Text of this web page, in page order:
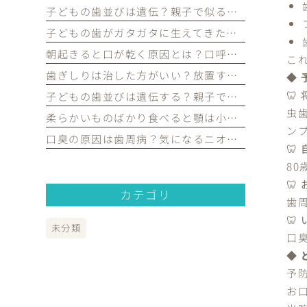
こ
◆
🦷
虫
ン
🦷
80
🦷
歯
🦷
口
◆
予
お
子どもの歯並びは遺伝？親子で似る部分と生活習慣で変えられる部分を歯科医が解説｜宮原・さいたま市北区の歯医者
子どもの歯がガタガタに生えてきたけど大丈夫？永久歯の歯並びについて歯科医が解説｜宮原・さいたま市北区の歯医者
朝起きると口が乾く原因とは？口呼吸や歯並びとの関係を歯科医が解説｜宮原・さいたま市北区の歯医者
歯ぎしりは治した方がいい？放置するリスクや原因を歯科医が解説｜宮原・さいたま市北区の歯医者
子どもの歯並びは遺伝する？親子で似る理由や予防できるポイントを歯科医が解説｜宮原・さいたま市北区の歯医者
柔らかいものばかり食べると顎は小さくなる？子どもの歯並びとの関係を歯科医が解説｜宮原・さいたま市北区の歯医者
口臭の原因は歯周病？気になるニオイの原因や対策を歯科医が解説｜宮原・さいたま市北区の歯医者
カテゴリ
未分類